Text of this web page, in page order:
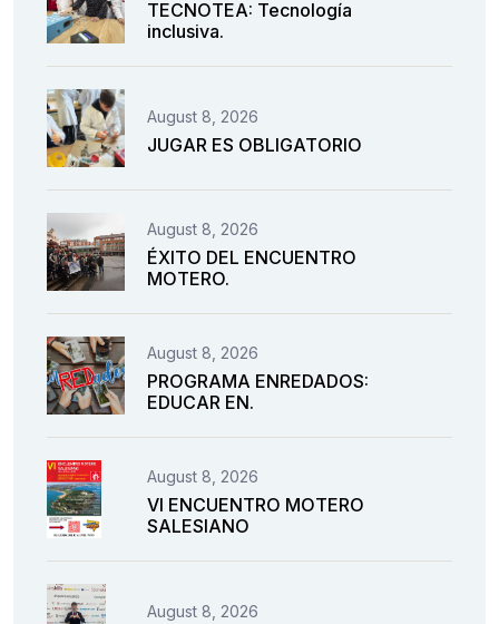
TECNOTEA: Tecnología
inclusiva.
August 8, 2026
JUGAR ES OBLIGATORIO
August 8, 2026
ÉXITO DEL ENCUENTRO
MOTERO.
August 8, 2026
PROGRAMA ENREDADOS:
EDUCAR EN.
August 8, 2026
VI ENCUENTRO MOTERO
SALESIANO
August 8, 2026